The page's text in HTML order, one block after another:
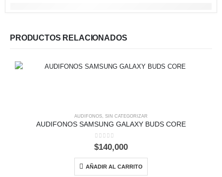
PRODUCTOS RELACIONADOS
AUDIFONOS, SIN CATEGORIZAR
AUDIFONOS SAMSUNG GALAXY BUDS CORE
0out of 5
$140,000
AÑADIR AL CARRITO